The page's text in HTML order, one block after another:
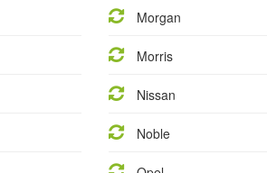
Morgan
Morris
Nissan
Noble